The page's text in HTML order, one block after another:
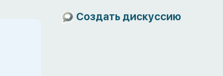
Создать дискуссию